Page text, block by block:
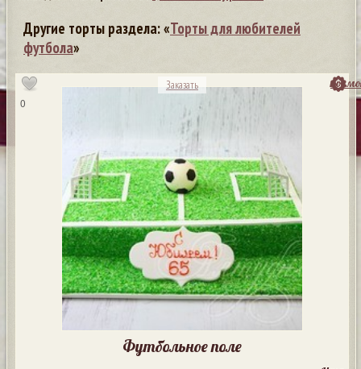
Другие торты раздела: «Торты для любителей
футбола»
0
Заказать
Футбольное поле